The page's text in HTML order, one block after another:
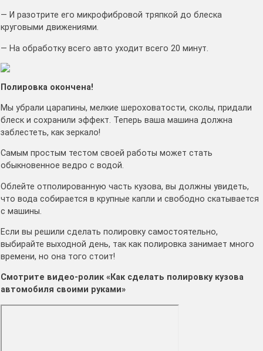
— И разотрите его микрофибровой тряпкой до блеска
круговыми движениями.
— На обработку всего авто уходит всего 20 минут.
Полировка окончена!
Мы убрали царапины, мелкие шероховатости, сколы, придали
блеск и сохранили эффект. Теперь ваша машина должна
заблестеть, как зеркало!
Самым простым тестом своей работы может стать
обыкновенное ведро с водой.
Облейте отполированную часть кузова, вы должны увидеть,
что вода собирается в крупные капли и свободно скатывается
с машины.
Если вы решили сделать полировку самостоятельно,
выбирайте выходной день, так как полировка занимает много
времени, но она того стоит!
Смотрите видео-ролик «Как сделать полировку кузова
автомобиля своими руками»